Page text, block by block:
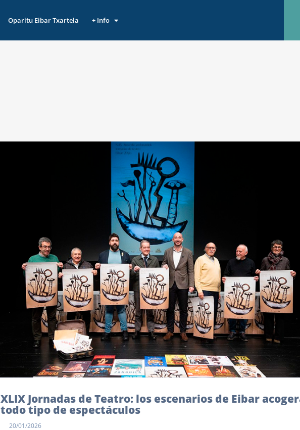
Oparitu Eibar Txartela + Info
XLIX Jornadas de Teatro: los escenarios de Eibar
todo tipo de espectáculos
20/01/2026